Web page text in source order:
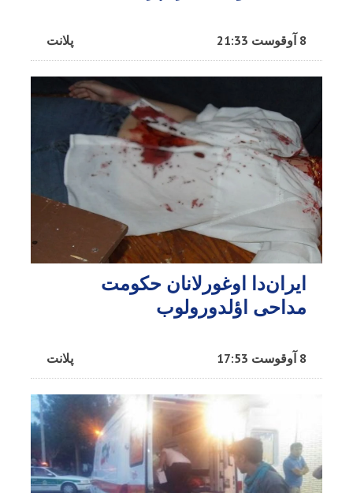
پلانت 8 آوقوست 21:33
ایران‌دا اوغورلانان حکومت
مداحی اؤلدورولوب
پلانت 8 آوقوست 17:53